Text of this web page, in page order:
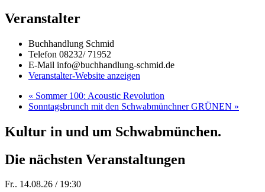
Veranstalter
Buchhandlung Schmid
Telefon 08232/ 71952
E-Mail info@buchhandlung-schmid.de
Veranstalter-Website anzeigen
« Sommer 100: Acoustic Revolution
Sonntagsbrunch mit den Schwabmünchner GRÜNEN »
Kultur in und um Schwabmünchen.
Die nächsten Veranstaltungen
Fr.. 14.08.26 / 19:30